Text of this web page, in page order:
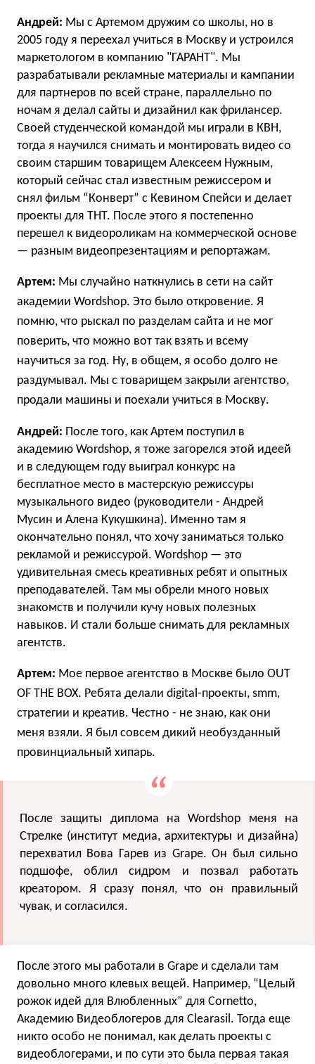
Андрей: Мы с Артемом дружим со школы, но в
2005 году я переехал учиться в Москву и устроился
маркетологом в компанию "ГАРАНТ". Мы
разрабатывали рекламные материалы и кампании
для партнеров по всей стране, параллельно по
ночам я делал сайты и дизайнил как фрилансер.
Своей студенческой командой мы играли в КВН,
тогда я научился снимать и монтировать видео со
своим старшим товарищем Алексеем Нужным,
который сейчас стал известным режиссером и
снял фильм “Конверт” с Кевином Спейси и делает
проекты для ТНТ. После этого я постепенно
перешел к видеороликам на коммерческой основе
— разным видеопрезентациям и репортажам.
Артем: Мы случайно наткнулись в сети на сайт
академии Wordshop. Это было откровение. Я
помню, что рыскал по разделам сайта и не мог
поверить, что можно вот так взять и всему
научиться за год. Ну, в общем, я особо долго не
раздумывал. Мы с товарищем закрыли агентство,
продали машины и поехали учиться в Москву.
Андрей: После того, как Артем поступил в
академию Wordshop, я тоже загорелся этой идеей
и в следующем году выиграл конкурс на
бесплатное место в мастерскую режиссуры
музыкального видео (руководители - Андрей
Мусин и Алена Кукушкина). Именно там я
окончательно понял, что хочу заниматься только
рекламой и режиссурой. Wordshop — это
удивительная смесь креативных ребят и опытных
преподавателей. Там мы обрели много новых
знакомств и получили кучу новых полезных
навыков. И стали больше снимать для рекламных
агентств.
Артем: Мое первое агентство в Москве было OUT
OF THE BOX. Ребята делали digital-проекты, smm,
стратегии и креатив. Честно - не знаю, как они
меня взяли. Я был совсем дикий необузданный
провинциальный хипарь.
После защиты диплома на Wordshop меня на
Стрелке (институт медиа, архитектуры и дизайна)
перехватил Вова Гарев из Grape. Он был сильно
подшофе, облил сидром и позвал работать
креатором. Я сразу понял, что он правильный
чувак, и согласился.
После этого мы работали в Grape и сделали там
довольно много клевых вещей. Например, “Целый
рожок идей для Влюбленных” для Cornetto,
Академию Видеоблогеров для Clearasil. Тогда еще
никто особо не понимал, как делать проекты с
видеоблогерами, и по сути это была первая такая